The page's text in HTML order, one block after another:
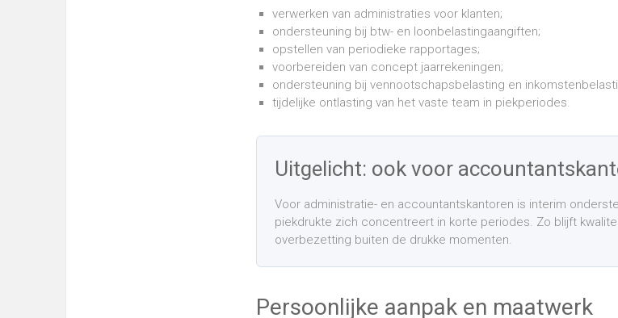
verwerken van administraties voor klanten;
ondersteuning bij btw- en loonbelastingaangiften;
opstellen van periodieke rapportages;
voorbereiden van concept jaarrekeningen;
ondersteuning bij vennootschapsbelasting en
tijdelijke ontlasting van het vaste team in piekperiodes.
Uitgelicht: ook voor
Voor administratie- en accountantskantoren is interim
piekdrukte zich concentreert in korte periodes. Zo blijft
overbezetting buiten de drukke momenten.
Persoonlijke aanpak en maatwerk